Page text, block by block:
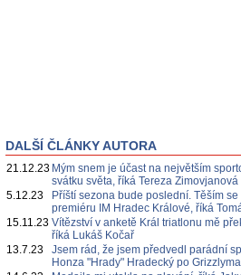
DALŠÍ ČLÁNKY AUTORA
21.12.23 Mým snem je účast na největším
svátku světa, říká Tereza Zimovjanová
5.12.23
Příští sezona bude poslední. Těším se
premiéru IM Hradec Králové, říká
15.11.23 Vítězství v anketě Král triatlonu mě
říká Lukáš Kočař
13.7.23
Jsem rád, že jsem předvedl parádní
Honza "Hrady" Hradecký po